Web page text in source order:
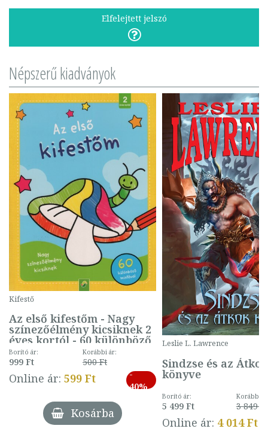
Elfelejtett jelszó
Népszerű kiadványok
Kifestő
Az első kifestőm - Nagy
színezőélmény kicsiknek 2
éves kortól - 60 különböző
mintával (gombás)
Borító ár:
999 Ft
Korábbi ár:
500 Ft
Online ár: 599 Ft
-
40%
Kosárba
Leslie L. Lawrence
Sindzse és az Átkok
könyve
Borító ár:
5 499 Ft
Korábbi
3 849 Ft
Online ár: 4 014 Ft